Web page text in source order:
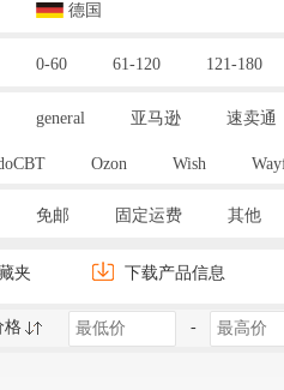
德国
0-60 61-120 121-180
general 亚马逊 速卖通
Ozon Wish
免邮 固定运费 其他
夹 下载产品信息
格 -